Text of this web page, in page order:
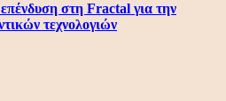
στη Fractal για την
τεχνολογιών